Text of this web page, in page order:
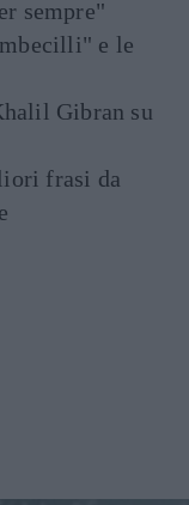
sempre"
e le
Gibran su
frasi da